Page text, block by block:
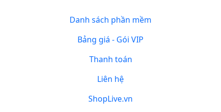
Danh sách phần mềm
Bảng giá - Gói VIP
Thanh toán
Liên hệ
ShopLive.vn